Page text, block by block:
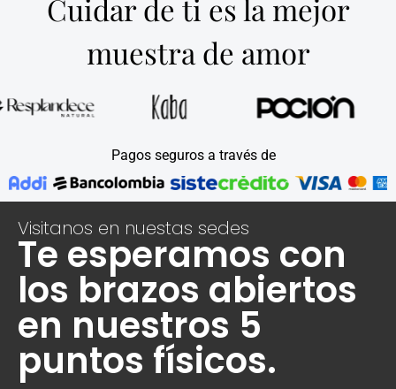
Cuidar de ti es la mejor
muestra de amor
Pagos seguros a través de
Visitanos en nuestas sedes
Te esperamos con
los brazos abiertos
en nuestros 5
puntos físicos.